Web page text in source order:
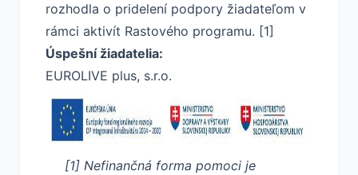
rozhodla o pridelení podpory žiadateľom v
rámci aktivít Rastového programu. [1]
Úspešní žiadatelia:
EUROLIVE plus, s.r.o.
[1] Nefinančná forma pomoci je